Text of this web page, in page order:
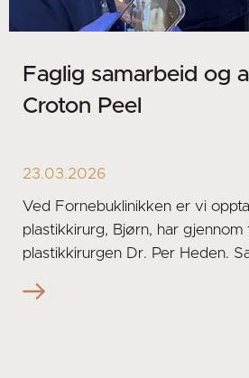
Faglig samarbeid og
Croton Peel
23.03.2026
Ved Fornebuklinikken er vi
plastikkirurg, Bjørn, har
plastikkirurgen Dr. Per Heden.